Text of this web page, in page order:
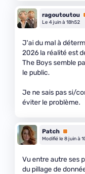
ragoutoutou
Le 4 juin à 18h52
J'ai du mal à
2026 la réalité est
The Boys semble
le public.
Je ne sais pas si/
éviter le problème.
Patch Premium
Modifié le 8 juin à
Vu entre autre ses
du pillage de